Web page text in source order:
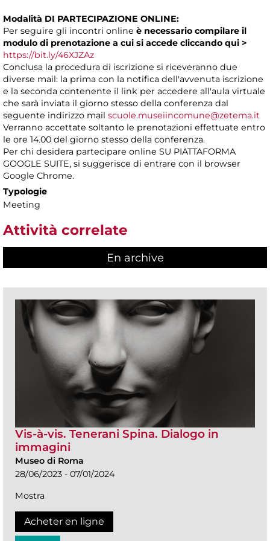
Modalità DI PARTECIPAZIONE ONLINE:
Per seguire gli incontri online è necessario compilare il
modulo di prenotazione a cui si accede cliccando qui >
https://bit.ly/46XJZAz
Conclusa la procedura di iscrizione si riceveranno due
diverse mail: la prima con la notifica dell'avvenuta iscrizione
e la seconda contenente il link per accedere all'aula virtuale
che sarà inviata il giorno stesso della conferenza dal
seguente indirizzo mail scuole.museiincomune@zetema.it
Verranno accettate soltanto le prenotazioni effettuate entro
le ore 14.00 del giorno stesso della conferenza.
Per chi desidera partecipare online SU PIATTAFORMA
GOOGLE SUITE, si suggerisce di entrare con il browser
Google Chrome.
Typologie
Meeting
Attività correlate
En archive
Vis-à-vis. Tenerani Spina. Dialogo in
immagini
Museo di Roma
28/06/2023 - 07/01/2024
Mostra
Acheter en ligne